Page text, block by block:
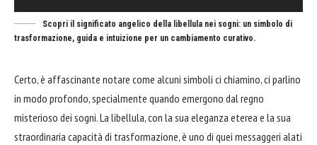
Scopri il significato angelico della libellula nei sogni: un simbolo di
trasformazione, guida e intuizione per un cambiamento curativo.
Certo, è affascinante notare come alcuni simboli ci chiamino, ci parlino
in modo profondo, specialmente quando emergono dal regno
misterioso dei sogni. La libellula, con la sua eleganza eterea e la sua
straordinaria capacità di trasformazione, è uno di quei messaggeri alati